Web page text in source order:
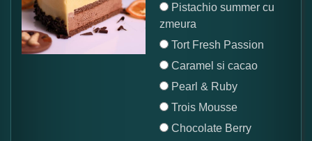
Pistachio summer cu
zmeura
Tort Fresh Passion
Caramel si cacao
Pearl & Ruby
Trois Mousse
Chocolate Berry